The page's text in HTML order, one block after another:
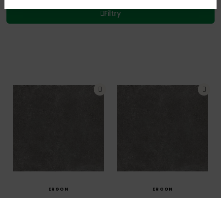
Filtry
ERGON
SZYBKI PODGLĄD
ERGON
SZYBKI PODGLĄD